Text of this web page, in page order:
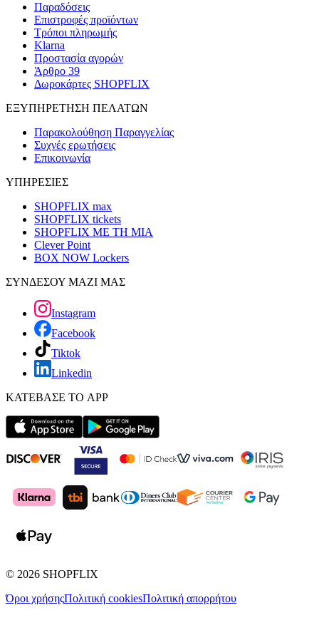
Παραδόσεις
Επιστροφές προϊόντων
Τρόποι πληρωμής
Klarna
Προστασία αγορών
Άρθρο 39
Δωροκάρτες SHOPFLIX
ΕΞΥΠΗΡΕΤΗΣΗ ΠΕΛΑΤΩΝ
Παρακολούθηση Παραγγελίας
Συχνές ερωτήσεις
Επικοινωνία
ΥΠΗΡΕΣΙΕΣ
SHOPFLIX max
SHOPFLIX tickets
SHOPFLIX ΜΕ ΤΗ ΜΙΑ
Clever Point
BOX NOW Lockers
ΣΥΝΔΕΣΟΥ ΜΑΖΙ ΜΑΣ
Instagram
Facebook
Tiktok
Linkedin
ΚΑΤΕΒΑΣΕ ΤΟ APP
© 2026 SHOPFLIX
Όροι χρήσηςΠολιτική cookiesΠολιτική απορρήτου